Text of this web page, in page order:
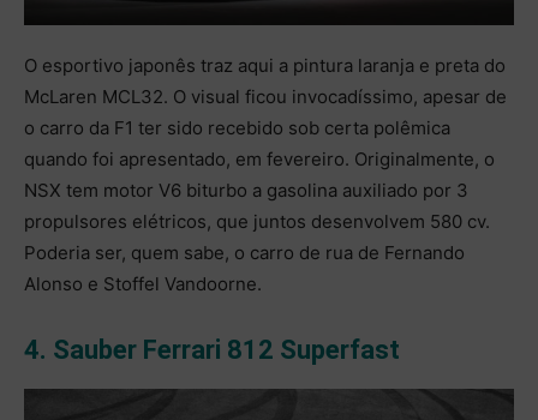
O esportivo japonês traz aqui a pintura laranja e preta do
McLaren MCL32. O visual ficou invocadíssimo, apesar de
o carro da F1 ter sido recebido sob certa polêmica
quando foi apresentado, em fevereiro. Originalmente, o
NSX tem motor V6 biturbo a gasolina auxiliado por 3
propulsores elétricos, que juntos desenvolvem 580 cv.
Poderia ser, quem sabe, o carro de rua de Fernando
Alonso e Stoffel Vandoorne.
4. Sauber Ferrari 812 Superfast